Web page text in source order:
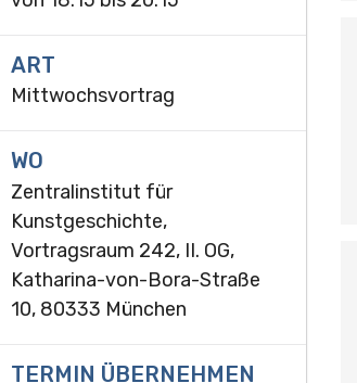
ART
Mittwochsvortrag
WO
Zentralinstitut für
Kunstgeschichte,
Vortragsraum 242, II. OG,
Katharina-von-Bora-Straße
10, 80333 München
TERMIN ÜBERNEHMEN